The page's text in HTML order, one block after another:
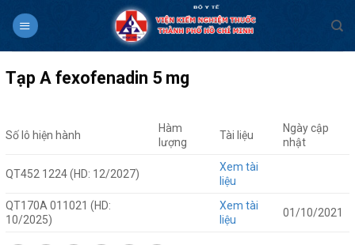
Tạp A fexofenadin 5 mg
Số lô hiện hành
Hàm
lượng
Tài liệu
Ngày cập
nhật
QT452 1224 (HD: 12/2027)
Xem tài
liệu
QT170A 011021 (HD:
10/2025)
Xem tài
liệu
01/10/2021